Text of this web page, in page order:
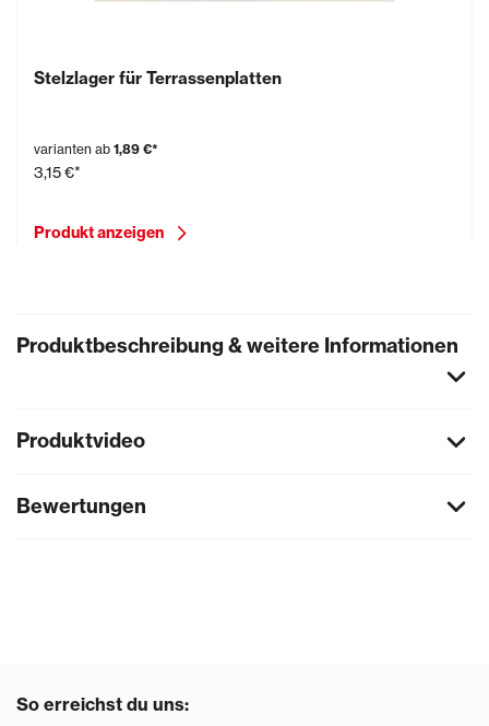
Stelzlager für Terrassenplatten
varianten ab 1,89 €*
3,15 €*
Produkt anzeigen
Produktbeschreibung & weitere Informationen
Produktvideo
Bewertungen
So erreichst du uns: